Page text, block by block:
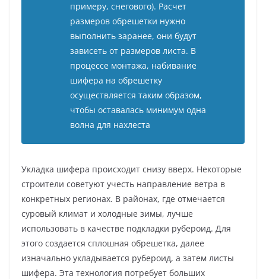
примеру, снегового). Расчет
размеров обрешетки нужно
выполнить заранее, они будут
зависеть от размеров листа. В
процессе монтажа, набивание
шифера на обрешетку
осуществляется таким образом,
чтобы оставалась минимум одна
волна для нахлеста
Укладка шифера происходит снизу вверх. Некоторые
строители советуют учесть направление ветра в
конкретных регионах. В районах, где отмечается
суровый климат и холодные зимы, лучше
использовать в качестве подкладки рубероид. Для
этого создается сплошная обрешетка, далее
изначально укладывается рубероид, а затем листы
шифера. Эта технология потребует больших